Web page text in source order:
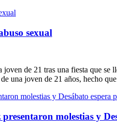
sexual
de 21 tras una fiesta que
una joven de 21 años, hecho
molestias y